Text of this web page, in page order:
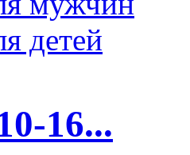
детей
16...